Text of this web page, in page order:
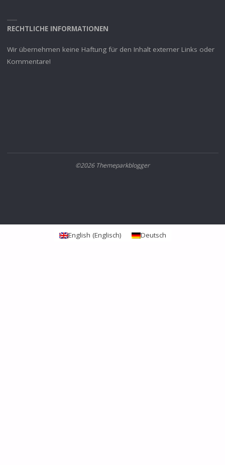
RECHTLICHE INFORMATIONEN
Wir übernehmen keine Haftung für den Inhalt externer Links oder
Kommentare!
©2026 Themeparkblogger
English (Englisch) Deutsch